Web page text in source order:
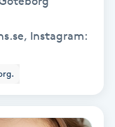
Instagram: